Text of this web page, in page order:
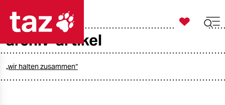

taz zahl ich
archiv-artikel
„wir halten zusammen“